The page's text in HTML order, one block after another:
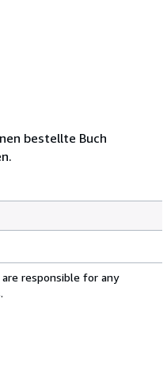
bestellte Buch
responsible for any